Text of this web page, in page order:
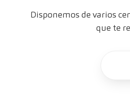
Disponemos de varios
que te